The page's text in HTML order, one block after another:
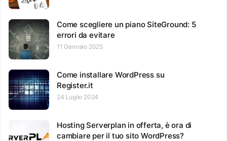
Come scegliere un piano SiteGround: 5
errori da evitare
11 Gennaio 2025
Come installare WordPress su
Register.it
24 Luglio 2024
Hosting Serverplan in offerta, è ora di
cambiare per il tuo sito WordPress?